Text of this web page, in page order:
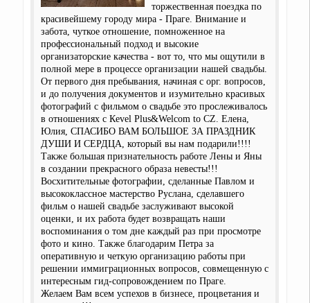
торжественная поездка по
красивейшему городу мира - Праге. Внимание и
забота, чуткое отношение, помноженное на
профессиональный подход и высокие
организаторские качества - вот то, что мы ощутили в
полной мере в процессе организации нашей свадьбы.
От первого дня пребывания, начиная с орг. вопросов,
и до получения документов и изумительно красивых
фотографий с фильмом о свадьбе это прослеживалось
в отношениях с Кevel Plus&Welcom to CZ. Елена,
Юлия, СПАСИБО ВАМ БОЛЬШОЕ ЗА ПРАЗДНИК
ДУШИ И СЕРДЦА, который вы нам подарили!!!!
Также большая признательность работе Лены и Яны
в создании прекрасного образа невесты!!!
Восхитительные фотографии, сделанные Павлом и
высококлассное мастерство Руслана, сделавшего
фильм о нашей свадьбе заслуживают высокой
оценки, и их работа будет возвращать наши
воспоминания о том дне каждый раз при просмотре
фото и кино. Также благодарим Петра за
оперативную и четкую организацию работы при
решении иммиграционных вопросов, совмещенную с
интересным гид-сопровождением по Праге.
Желаем Вам всем успехов в бизнесе, процветания и